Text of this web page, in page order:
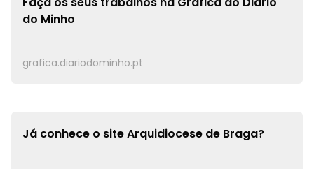
do Minho
grafica.diariodominho.pt
Já conhece o siteArquidiocese de Braga?